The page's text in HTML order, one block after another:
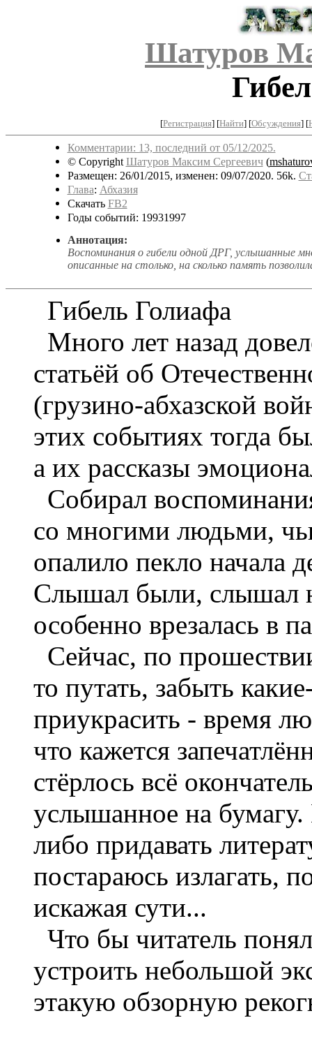
Шатуров
[Регистрация] [Найти] [Обсуждения] [
Комментарии: 13, последний от 05/12/2025.
© CopyrightШатуров Максим Сергеевич(
Размещен: 26/01/2015, изменен: 09/07/2020. 56k.
Глава: Абхазия
Скачать FB2
Годы событий: 19931997
Аннотация:
Воспоминания о гибели одной ДРГ, услышанные
описанные на столько, на сколько память
Гибель Голиафа
Много лет назад
статьёй об
(грузино-абхазской
этих событиях тогда
а их рассказы
Собирал
со многими людьми,
опалило пекло начала
Слышал были, слышал
особенно врезалась в
Сейчас, по
то путать, забыть
приукрасить - время
что кажется
стёрлось всё
услышанное на бумагу.
либо придавать
постараюсь излагать,
искажая сути...
Что бы читатель
устроить небольшой
этакую обзорную